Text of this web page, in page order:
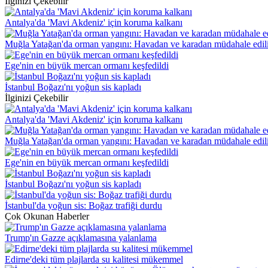
Antalya'da 'Mavi Akdeniz' için koruma kalkanı
Muğla Yatağan'da orman yangını: Havadan ve karadan müdahale
Ege'nin en büyük mercan ormanı keşfedildi
İstanbul Boğazı'nı yoğun sis kapladı
İlginizi Çekebilir
Antalya'da 'Mavi Akdeniz' için koruma kalkanı
Muğla Yatağan'da orman yangını: Havadan ve karadan müdahale
Ege'nin en büyük mercan ormanı keşfedildi
İstanbul Boğazı'nı yoğun sis kapladı
İstanbul'da yoğun sis: Boğaz trafiği durdu
Çok Okunan Haberler
Trump'ın Gazze açıklamasına yalanlama
Edirne'deki tüm plajlarda su kalitesi mükemmel